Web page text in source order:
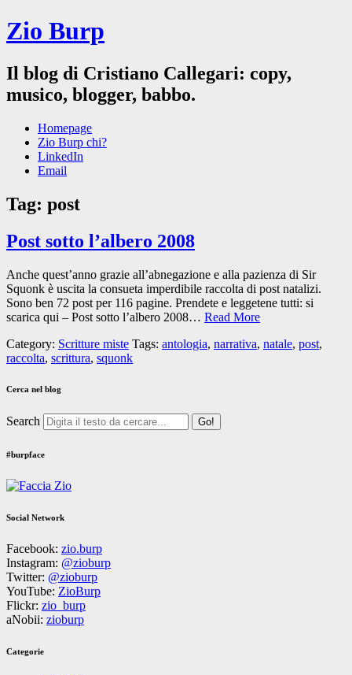
Zio Burp
Il blog di Cristiano Callegari: copy,
musico, blogger, babbo.
Homepage
Zio Burp chi?
LinkedIn
Email
Tag: post
Post sotto l’albero 2008
Anche quest’anno grazie all’abnegazione e alla pazienza di Sir
Squonk è uscita la consueta imperdibile raccolta di post natalizi.
Sono ben 72 post per 116 pagine. Prendete e leggetene tutti: si
scarica qui – Post sotto l’albero 2008… Read More
Category: Scritture miste Tags: antologia, narrativa, natale, post,
raccolta, scrittura, squonk
Cerca nel blog
Search
#burpface
Social Network
Facebook: zio.burp
Instagram: @zioburp
Twitter: @zioburp
YouTube: ZioBurp
Flickr: zio_burp
aNobii: zioburp
Categorie